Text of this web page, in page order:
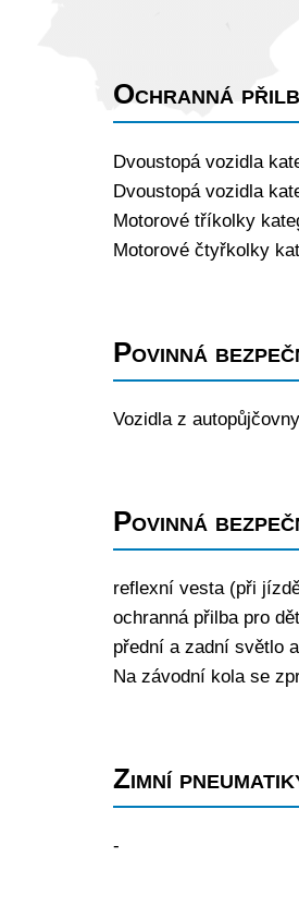
Ochranná
Dvoustopá vozidla
Dvoustopá vozidla
Motorové tříkolky
Motorové čtyřkolky
Povinná
Vozidla z
Povinná
reflexní vesta (při
ochranná přilba pro
přední a zadní světlo
Na závodní kola se
Zimní
-